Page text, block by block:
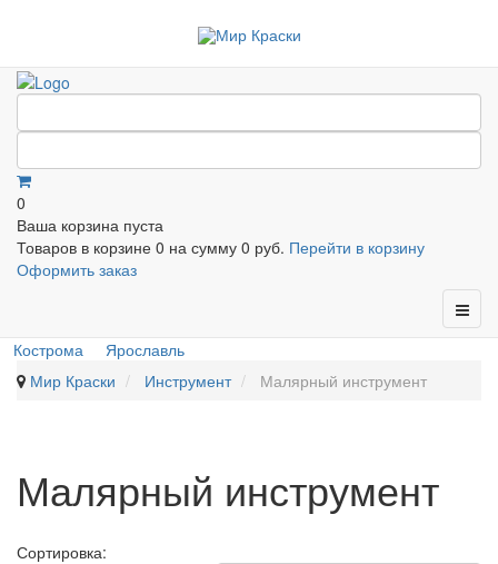
0
Ваша корзина пуста
Товаров в корзине 0 на сумму 0 руб. Перейти в корзину
Оформить заказ
Кострома
Ярославль
Мир Краски
Инструмент Малярный инструмент
Малярный инструмент
Сортировка: